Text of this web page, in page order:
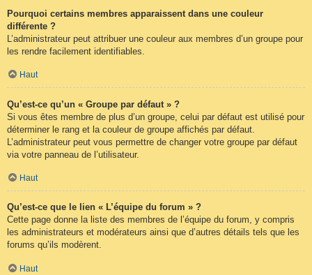
Pourquoi certains membres apparaissent dans une couleur
différente ?
L’administrateur peut attribuer une couleur aux membres d’un groupe pour
les rendre facilement identifiables.
Haut
Qu’est-ce qu’un « Groupe par défaut » ?
Si vous êtes membre de plus d’un groupe, celui par défaut est utilisé pour
déterminer le rang et la couleur de groupe affichés par défaut.
L’administrateur peut vous permettre de changer votre groupe par défaut
via votre panneau de l’utilisateur.
Haut
Qu’est-ce que le lien « L’équipe du forum » ?
Cette page donne la liste des membres de l’équipe du forum, y compris
les administrateurs et modérateurs ainsi que d’autres détails tels que les
forums qu’ils modèrent.
Haut